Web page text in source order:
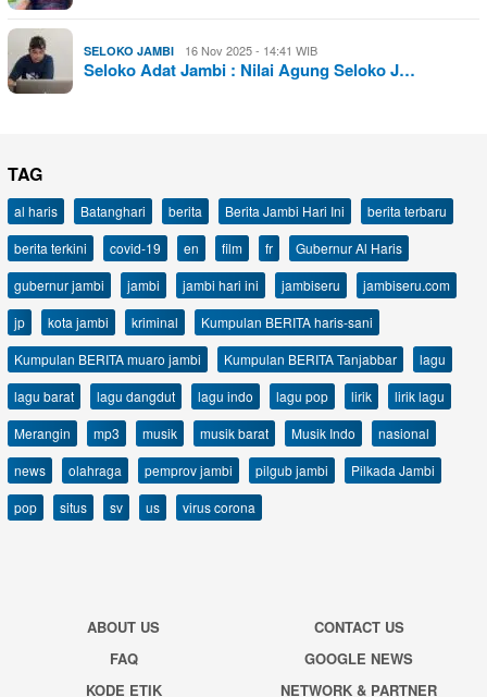
SELOKO JAMBI 16 Nov 2025 - 14:41 WIB
Seloko Adat Jambi : Nilai Agung Seloko J…
TAG
al haris Batanghari berita Berita Jambi Hari Ini
berita terbaru
berita terkini
covid-19 en film fr
Gubernur Al Haris
gubernur jambi
jambi jambi hari ini jambiseru
jambiseru.com
jp
kota jambi kriminal
Kumpulan BERITA haris-sani
Kumpulan BERITA muaro jambi
Kumpulan BERITA Tanjabbar
lagu
lagu barat
lagu dangdut lagu indo lagu pop lirik
lirik lagu
Merangin
mp3 musik musik barat Musik Indo
nasional
news
olahraga pemprov jambi pilgub jambi
Pilkada Jambi
pop
situs sv us virus corona
ABOUT US
CONTACT US
FAQ
GOOGLE NEWS
KODE ETIK
NETWORK & PARTNER